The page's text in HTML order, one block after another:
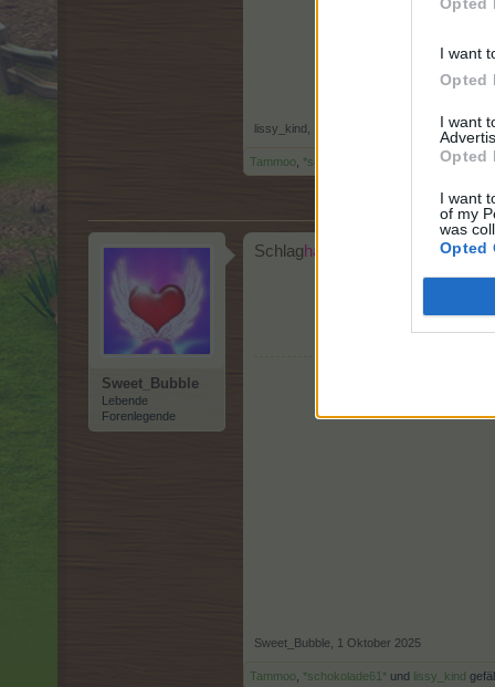
I want
Opted
I want
Opted
I want
of my
was
Opted
lissy_kind
Tammoo *schokolade61* Sweet_Bubble
Sweet_Bubble
Lebende
Forenlegende
Schlaghammer
Sweet_Bubble 1 Oktober 2025
Tammoo *schokolade61* und lissy_kind